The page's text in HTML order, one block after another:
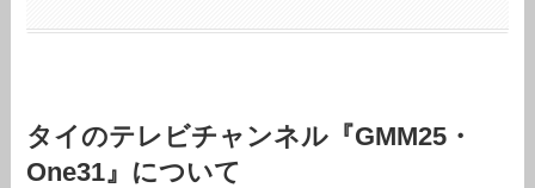
タイのテレビチャンネル『GMM25・
One31』について